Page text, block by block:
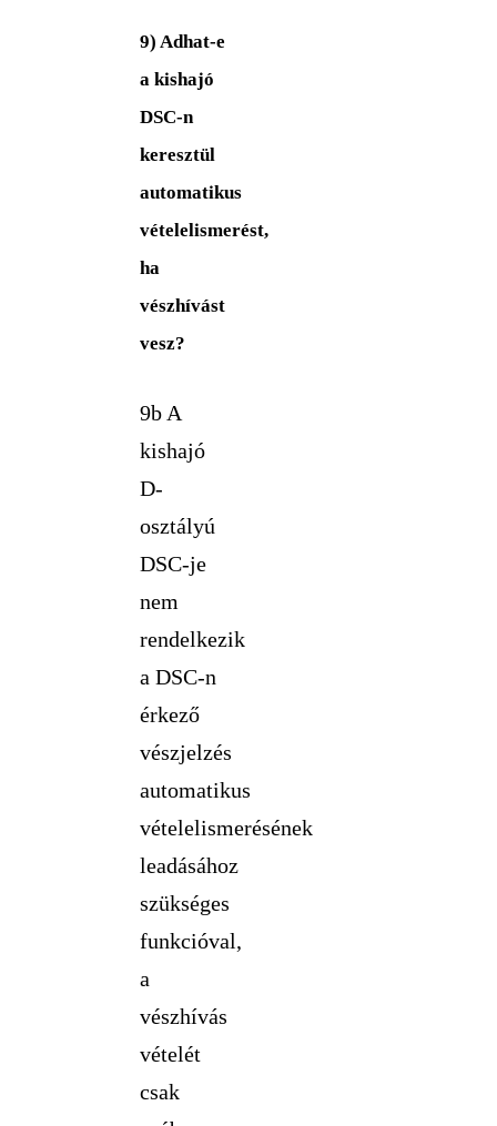
9) Adhat-e
a kishajó
DSC-n
keresztül
automatikus
vételelismerést,
ha
vészhívást
vesz?
9b A
kishajó
D-
osztályú
DSC-je
nem
rendelkezik
a DSC-n
érkező
vészjelzés
automatikus
vételelismerésének
leadásához
szükséges
funkcióval,
a
vészhívás
vételét
csak